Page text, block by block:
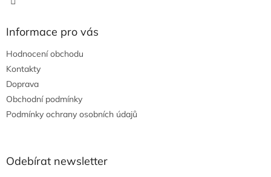
Informace pro vás
Hodnocení obchodu
Kontakty
Doprava
Obchodní podmínky
Podmínky ochrany osobních údajů
Odebírat newsletter